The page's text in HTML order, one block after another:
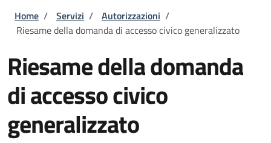
Briciole di pane
Home / Servizi / Autorizzazioni /
Riesame della domanda di accesso civico generalizzato
Riesame della domanda
di accesso civico
generalizzato